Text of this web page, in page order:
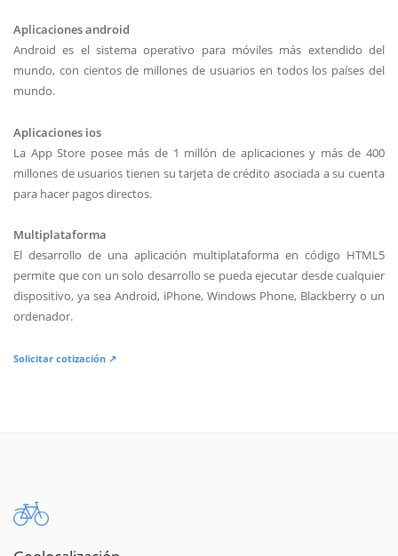
Aplicaciones android
Android es el sistema operativo para móviles más extendido del
mundo, con cientos de millones de usuarios en todos los países del
mundo.
Aplicaciones ios
La App Store posee más de 1 millón de aplicaciones y más de 400
millones de usuarios tienen su tarjeta de crédito asociada a su cuenta
para hacer pagos directos.
Multiplataforma
El desarrollo de una aplicación multiplataforma en código HTML5
permite que con un solo desarrollo se pueda ejecutar desde cualquier
dispositivo, ya sea Android, iPhone, Windows Phone, Blackberry o un
ordenador.
Solicitar cotización ↗